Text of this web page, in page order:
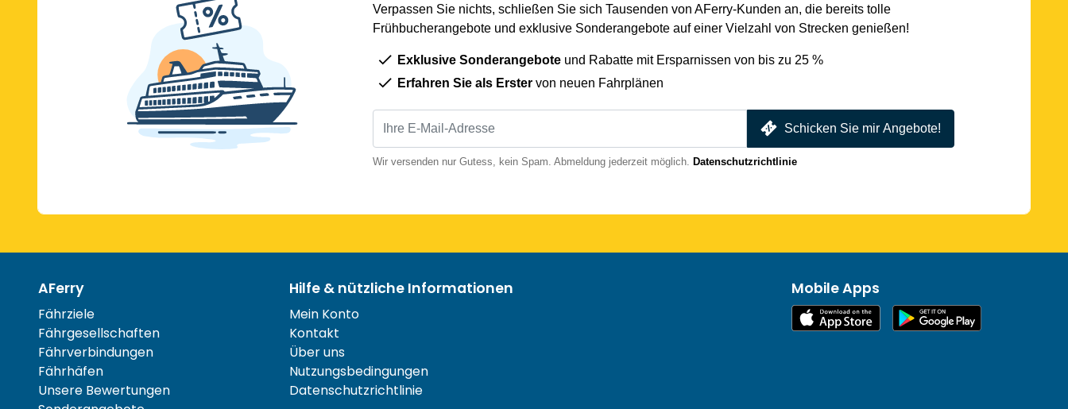
Verpassen Sie nichts, schließen Sie sich Tausenden von AFerry-Kunden an, die bereits tolle
Frühbucherangebote und exklusive Sonderangebote auf einer Vielzahl von Strecken genießen!
Exklusive Sonderangebote und Rabatte mit Ersparnissen von bis zu 25 %
Erfahren Sie als Erster von neuen Fahrplänen
Schicken Sie mir Angebote!
Wir versenden nur Gutess, kein Spam. Abmeldung jederzeit möglich. Datenschutzrichtlinie
AFerry
Fährziele
Fährgesellschaften
Fährverbindungen
Fährhäfen
Unsere Bewertungen
Hilfe & nützliche Informationen
Mein Konto
Kontakt
Über uns
Nutzungsbedingungen
Datenschutzrichtlinie
Mobile Apps